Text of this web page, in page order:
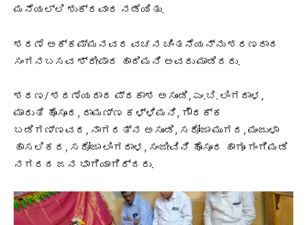
ಮನೆಯಲ್ಲಿ ಶುಕ್ರವಾರ ನಡೆಯಿತು.
ಶರಣೆ ಅಕ್ಕಮ್ಮನವರ ವಚನ ಚಿಂತನೆಯನ್ನು ಶರಣರಾದ
ಸಂಗನಬಸವ ಶ್ರೀಪಾದ ಹಾದಿಮನಿ ಅವರು ಮಾಡಿದರು.
ಶರಣ/ ಶರಣೆಯರಾದ ಪ್ರಕಾಶ ಅಸುಂಡಿ, ಎಂ.ಬಿ. ಲಿಂಗದಾಳ,
ಮಾರುತಿ ಹೊಸೂರ, ರಾಮಣ್ಣ ಕಳ್ಳಿಮನಿ, ಗೌರಕ್ಕ
ಬಡಿಗಣ್ಣವರ, ನಾಗರತ್ನ ಅಸುಂಡಿ, ಸರೋಜಾ ಮುಗದ, ಮಂಜುಳಾ
ಹಾಸಲಿಕರ, ಸರೋಜಾ ಲಿಂಗದಾಳ, ಸಂಜೀವಿನಿ ಹೊಸೂರ ಹಾಗೂ ಗಂಗಿಮಡಿ
ನಗರದ ಜನ ಭಾಗಿಯಾಗಿದ್ದರು.